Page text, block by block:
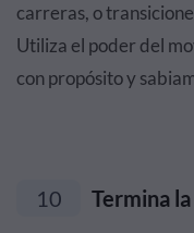
carreras, o
Utiliza el poder del
con propósito y
10 Termina